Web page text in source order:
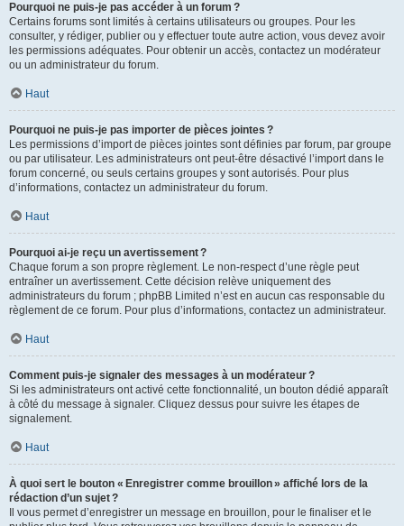
Pourquoi ne puis-je pas accéder à un forum ?
Certains forums sont limités à certains utilisateurs ou groupes. Pour les
consulter, y rédiger, publier ou y effectuer toute autre action, vous devez avoir
les permissions adéquates. Pour obtenir un accès, contactez un modérateur
ou un administrateur du forum.
Haut
Pourquoi ne puis-je pas importer de pièces jointes ?
Les permissions d’import de pièces jointes sont définies par forum, par groupe
ou par utilisateur. Les administrateurs ont peut-être désactivé l’import dans le
forum concerné, ou seuls certains groupes y sont autorisés. Pour plus
d’informations, contactez un administrateur du forum.
Haut
Pourquoi ai-je reçu un avertissement ?
Chaque forum a son propre règlement. Le non-respect d’une règle peut
entraîner un avertissement. Cette décision relève uniquement des
administrateurs du forum ; phpBB Limited n’est en aucun cas responsable du
règlement de ce forum. Pour plus d’informations, contactez un administrateur.
Haut
Comment puis-je signaler des messages à un modérateur ?
Si les administrateurs ont activé cette fonctionnalité, un bouton dédié apparaît
à côté du message à signaler. Cliquez dessus pour suivre les étapes de
signalement.
Haut
À quoi sert le bouton « Enregistrer comme brouillon » affiché lors de la
rédaction d’un sujet ?
Il vous permet d’enregistrer un message en brouillon, pour le finaliser et le